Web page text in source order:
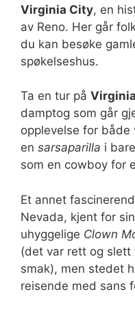
Virginia City, en
av Reno. Her går
du kan besøke
spøkelseshus.
Ta en tur på
damptog som går
opplevelse for både
en sarsaparilla i
som en cowboy for
Et annet
Nevada, kjent for
uhyggelige Clown
(det var rett og slett
smak), men stedet
reisende med sans